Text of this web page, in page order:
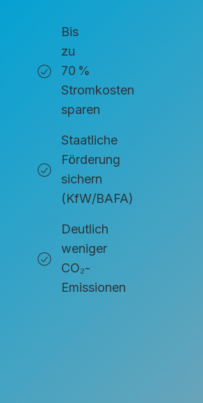
Bis
zu
70 %
Stromkosten
sparen
Staatliche
Förderung
sichern
(KfW/BAFA)
Deutlich
weniger
CO₂-
Emissionen